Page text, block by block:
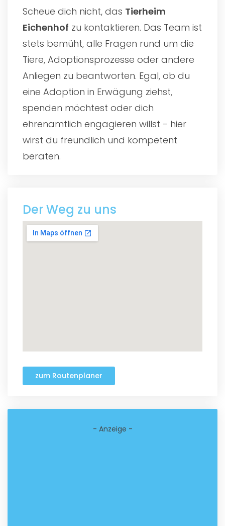
Scheue dich nicht, das Tierheim
Eichenhof zu kontaktieren. Das Team ist
stets bemüht, alle Fragen rund um die
Tiere, Adoptionsprozesse oder andere
Anliegen zu beantworten. Egal, ob du
eine Adoption in Erwägung ziehst,
spenden möchtest oder dich
ehrenamtlich engagieren willst - hier
wirst du freundlich und kompetent
beraten.
Der Weg zu uns
zum Routenplaner
- Anzeige -